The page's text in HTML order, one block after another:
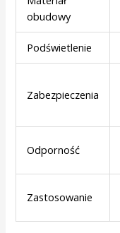
obudowy
Podświetlenie
Zabezpieczenia
Odporność
Zastosowanie